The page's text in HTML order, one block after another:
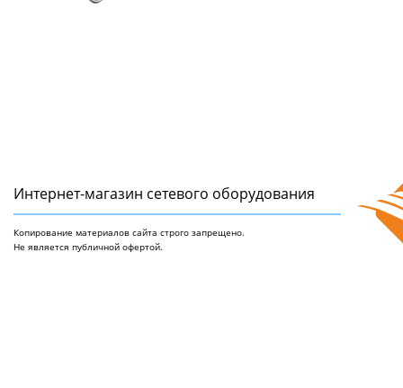
Интернет-магазин сетeвого оборудования
Копирование материалов сайта строго запрещено.
Не является публичной офертой.